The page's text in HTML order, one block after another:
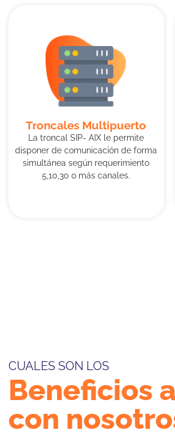
Troncales Multipuerto
La troncal SIP- AIX le permite
disponer de comunicación de forma
simultánea según requerimiento
5,10,30 o más canales.
CUALES SON LOS
Beneficios
con